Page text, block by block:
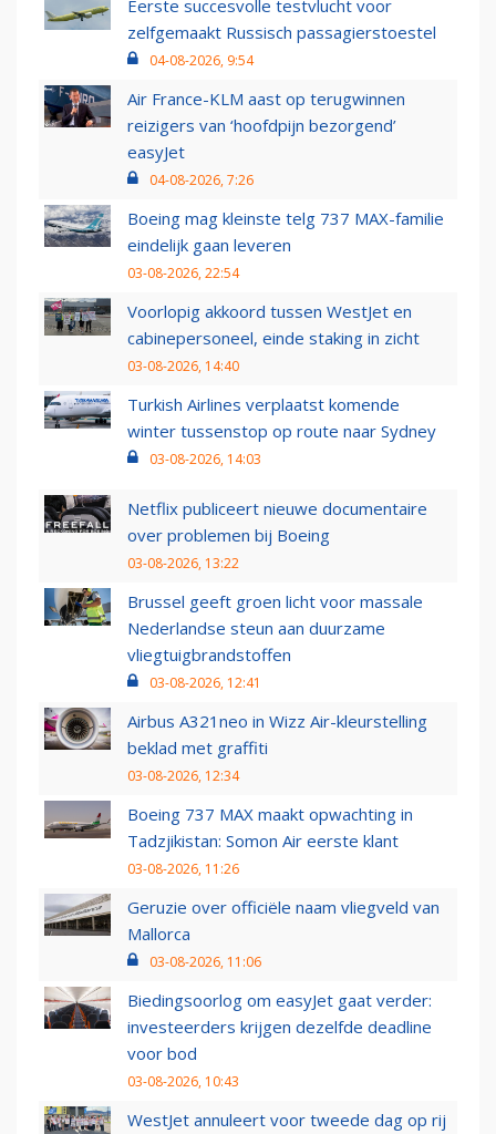
Eerste succesvolle testvlucht voor
zelfgemaakt Russisch passagierstoestel
04-08-2026, 9:54
Air France-KLM aast op terugwinnen
reizigers van ‘hoofdpijn bezorgend’
easyJet
04-08-2026, 7:26
Boeing mag kleinste telg 737 MAX-familie
eindelijk gaan leveren
03-08-2026, 22:54
Voorlopig akkoord tussen WestJet en
cabinepersoneel, einde staking in zicht
03-08-2026, 14:40
Turkish Airlines verplaatst komende
winter tussenstop op route naar Sydney
03-08-2026, 14:03
Netflix publiceert nieuwe documentaire
over problemen bij Boeing
03-08-2026, 13:22
Brussel geeft groen licht voor massale
Nederlandse steun aan duurzame
vliegtuigbrandstoffen
03-08-2026, 12:41
Airbus A321neo in Wizz Air-kleurstelling
beklad met graffiti
03-08-2026, 12:34
Boeing 737 MAX maakt opwachting in
Tadzjikistan: Somon Air eerste klant
03-08-2026, 11:26
Geruzie over officiële naam vliegveld van
Mallorca
03-08-2026, 11:06
Biedingsoorlog om easyJet gaat verder:
investeerders krijgen dezelfde deadline
voor bod
03-08-2026, 10:43
WestJet annuleert voor tweede dag op rij